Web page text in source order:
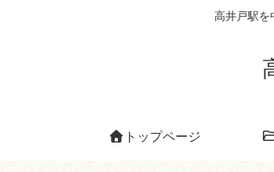
高井戸駅を
トップページ